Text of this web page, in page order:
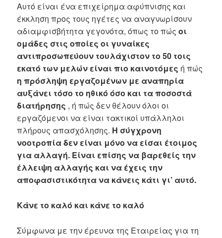
Αυτό είναι ένα επιχείρημα αφύπνισης και
έκκληση προς τους ηγέτες να αναγνωρίσουν
αδιαμφισβήτητα γεγονότα, όπως το πώςοι
ομάδες στις οποίες οι γυναίκες
αντιπροσωπεύουν τουλάχιστον το 50 τοις
εκατό των μελών είναι πιο καινοτόμες ή πώς
η πρόσληψη εργαζομένων με αναπηρία
αυξάνει τόσο το ηθικό όσο και τα ποσοστά
διατήρησης , ή πώς δεν θέλουν όλοι οι
εργαζόμενοι να είναι τακτικοί υπάλληλοι
πλήρους απασχόλησης. Η σύγχρονη
νοοτροπία δεν είναι μόνο να είσαι έτοιμος
για αλλαγή. Είναι επίσης να βαρεθείς την
έλλειψη αλλαγής και να έχεις την
αποφασιστικότητα να κάνεις κάτι γι’ αυτό.
Κάνε το καλό και κάνε το καλό
Σύμφωνα με την έρευνα της Εταιρείας για τη